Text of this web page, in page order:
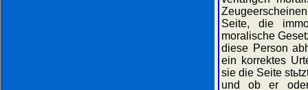
Seite, die
moralische
diese Person
ein korrektes
sie die Seite
und ob er